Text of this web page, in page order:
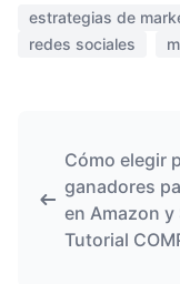
estrategias de
redes sociales
Cómo elegir
ganadores
en Amazon
Tutorial